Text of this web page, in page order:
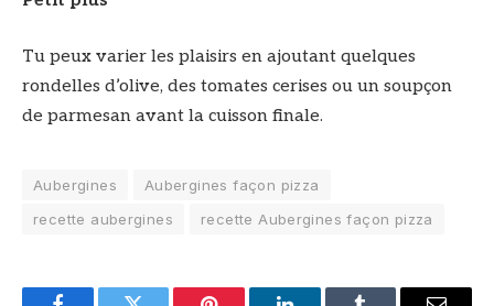
Tu peux varier les plaisirs en ajoutant quelques
rondelles d’olive, des tomates cerises ou un soupçon
de parmesan avant la cuisson finale.
Aubergines
Aubergines façon pizza
recette aubergines
recette Aubergines façon pizza